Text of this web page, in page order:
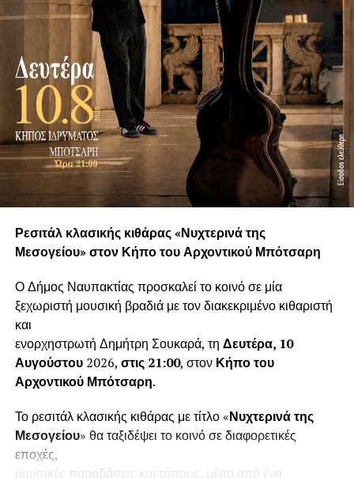
Ρεσιτάλ κλασικής κιθάρας «Νυχτερινά της
Μεσογείου» στον Κήπο του Αρχοντικού Μπότσαρη
Ο Δήμος Ναυπακτίας προσκαλεί το κοινό σε μία
ξεχωριστή μουσική βραδιά με τον διακεκριμένο κιθαριστή
και
ενορχηστρωτή Δημήτρη Σουκαρά, τη Δευτέρα, 10
Αυγούστου2026, στις 21:00, στον Κήπο του
Αρχοντικού Μπότσαρη.
Το ρεσιτάλ κλασικής κιθάρας με τίτλο «Νυχτερινά της
Μεσογείου» θα ταξιδέψει το κοινό σε διαφορετικές
εποχές,
μουσικές παραδόσεις και τόπους, μέσα από ένα